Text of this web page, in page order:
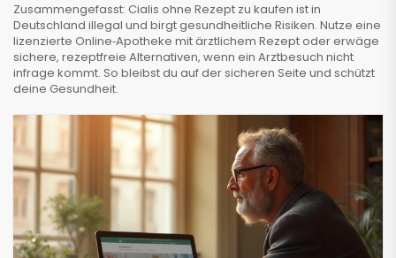
Zusammengefasst: Cialis ohne Rezept zu kaufen ist in
Deutschland illegal und birgt gesundheitliche Risiken. Nutze eine
lizenzierte Online‑Apotheke mit ärztlichem Rezept oder erwäge
sichere, rezeptfreie Alternativen, wenn ein Arztbesuch nicht
infrage kommt. So bleibst du auf der sicheren Seite und schützt
deine Gesundheit.